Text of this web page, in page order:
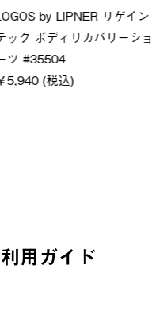
by LIPNER リゲイン
ック ボディリカバリーショ
ツ #35504
5,940 (税込)
用ガイド